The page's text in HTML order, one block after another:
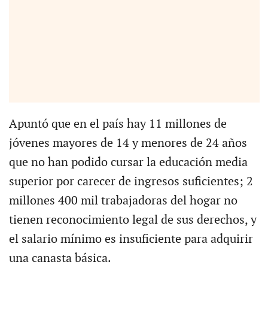
Apuntó que en el país hay 11 millones de
jóvenes mayores de 14 y menores de 24 años
que no han podido cursar la educación media
superior por carecer de ingresos suficientes; 2
millones 400 mil trabajadoras del hogar no
tienen reconocimiento legal de sus derechos, y
el salario mínimo es insuficiente para adquirir
una canasta básica.